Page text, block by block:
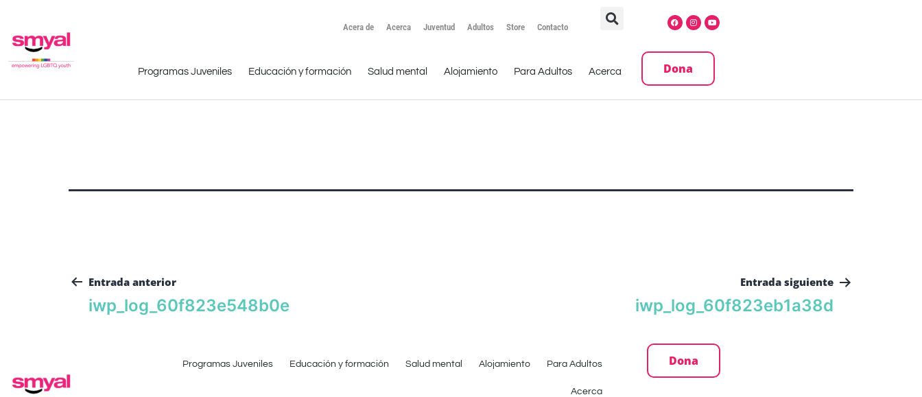
Acera de Acerca Juventud Adultos Store Contacto
Programas Juveniles Educación y formación Salud mental Alojamiento Para Adultos Acerca Dona
Entrada anterior
iwp_log_60f823e548b0e
Entrada siguiente
iwp_log_60f823eb1a38d
Programas Juveniles Educación y formación Salud mental Alojamiento Para Adultos
Acerca
Dona